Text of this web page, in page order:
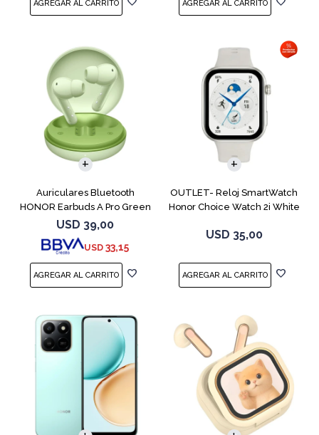
Auriculares Bluetooth
HONOR Earbuds A Pro Green
USD 39,00
USD 33,15
OUTLET- Reloj SmartWatch
Honor Choice Watch 2i White
USD 35,00
COMPARAR